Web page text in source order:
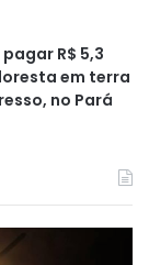
R$ 5,3
em terra
no Pará